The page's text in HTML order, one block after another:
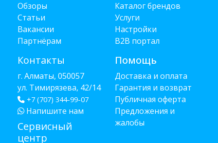
Обзоры
Статьи
Вакансии
Партнёрам
Контакты
г. Алматы, 050057
ул. Тимирязева, 42/14
+7 (707) 344-99-07
Напишите нам
Сервисный
центр
Каталог брендов
Услуги
Настройки
B2B портал
Помощь
Доставка и оплата
Гарантия и возврат
Публичная оферта
Предложения и
жалобы